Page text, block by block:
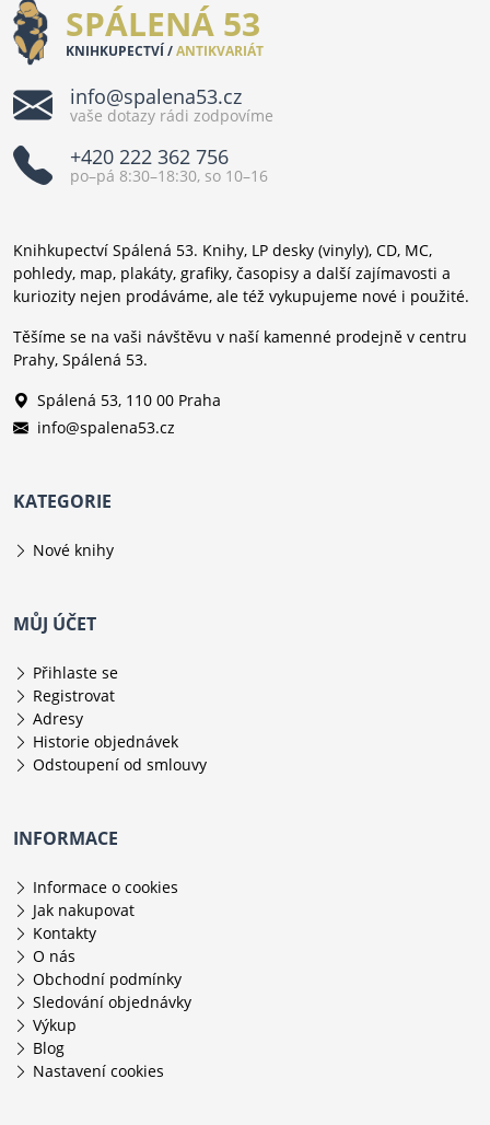
SPÁLENÁ 53
KNIHKUPECTVÍ /ANTIKVARIÁT
info@spalena53.cz
vaše dotazy rádi zodpovíme
+420 222 362 756
po–pá 8:30–18:30, so 10–16
Knihkupectví Spálená 53. Knihy, LP desky (vinyly), CD, MC,
pohledy, map, plakáty, grafiky, časopisy a další zajímavosti a
kuriozity nejen prodáváme, ale též vykupujeme nové i použité.
Těšíme se na vaši návštěvu v naší kamenné prodejně v centru
Prahy, Spálená 53.
Spálená 53, 110 00 Praha
info@spalena53.cz
KATEGORIE
Nové knihy
MŮJ ÚČET
Přihlaste se
Registrovat
Adresy
Historie objednávek
Odstoupení od smlouvy
INFORMACE
Informace o cookies
Jak nakupovat
Kontakty
O nás
Obchodní podmínky
Sledování objednávky
Výkup
Blog
Nastavení cookies